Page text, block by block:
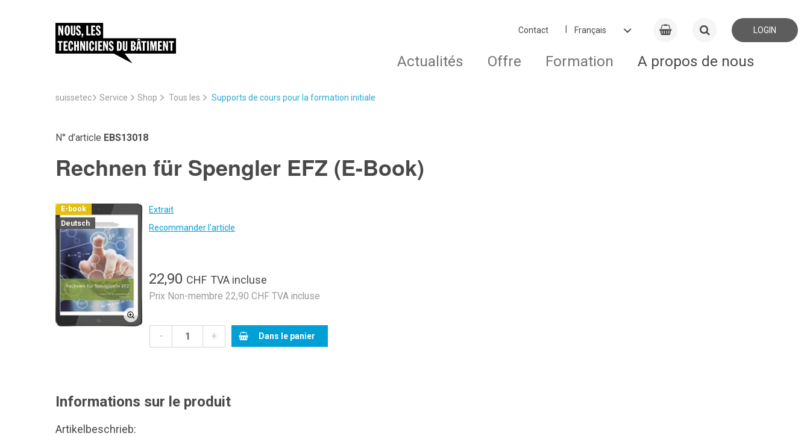
Contact LOGIN
Actualités Offre Formation A propos de nous
suissetec Service Shop Tous les Supports de cours pour la formation initiale
N° d’article EBS13018
Rechnen für Spengler EFZ (E-Book)
E-book
Deutsch
Extrait
Recommander l'article
22,90 CHF TVA incluse
Prix Non-membre 22,90 CHF TVA incluse
- + Dans le panier
Informations sur le produit
Artikelbeschrieb: